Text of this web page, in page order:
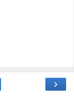
›